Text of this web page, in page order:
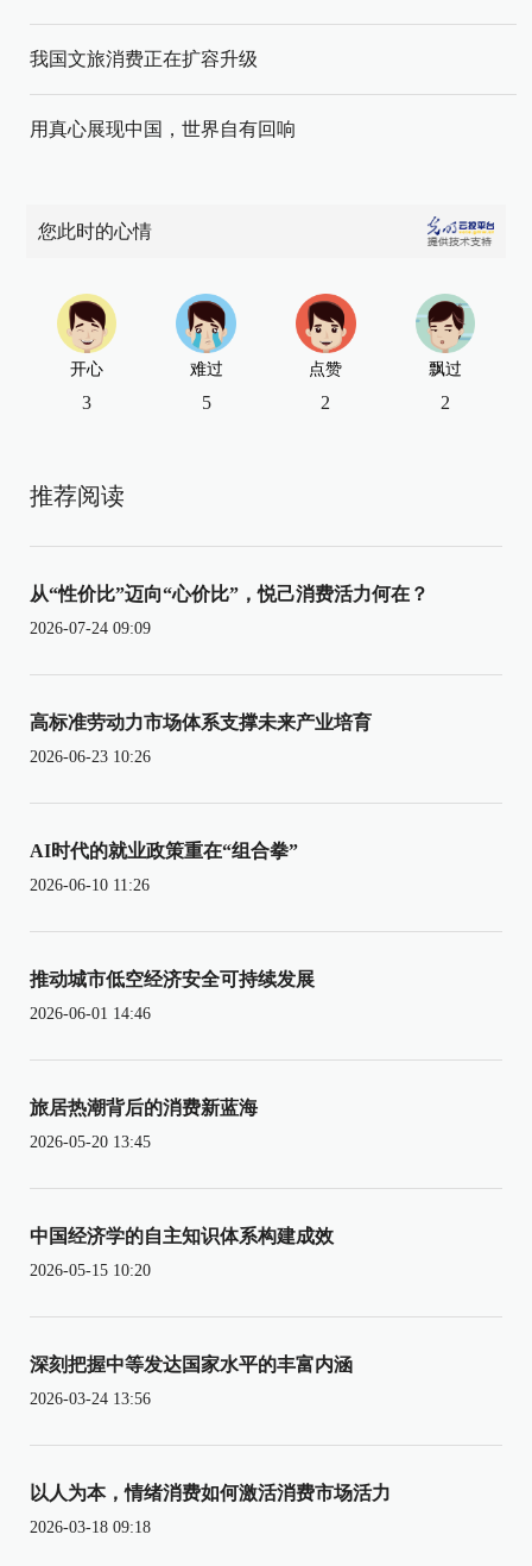
我国文旅消费正在扩容升级
用真心展现中国，世界自有回响
您此时的心情
开心
3
难过
5
点赞
2
飘过
2
推荐阅读
从“性价比”迈向“心价比”，悦己消费活力何在？
2026-07-24 09:09
高标准劳动力市场体系支撑未来产业培育
2026-06-23 10:26
AI时代的就业政策重在“组合拳”
2026-06-10 11:26
推动城市低空经济安全可持续发展
2026-06-01 14:46
旅居热潮背后的消费新蓝海
2026-05-20 13:45
中国经济学的自主知识体系构建成效
2026-05-15 10:20
深刻把握中等发达国家水平的丰富内涵
2026-03-24 13:56
以人为本，情绪消费如何激活消费市场活力
2026-03-18 09:18